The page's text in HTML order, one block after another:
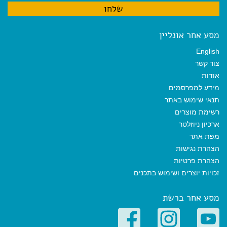
מסע אחר אונליין
English
צור קשר
אודות
מידע למפרסמים
תנאי שימוש באתר
רשימת מוצרים
ארכיון ניוזלטר
מפת אתר
הצהרת נגישות
הצהרת פרטיות
זכויות יוצרים ושימוש בתכנים
מסע אחר ברשת